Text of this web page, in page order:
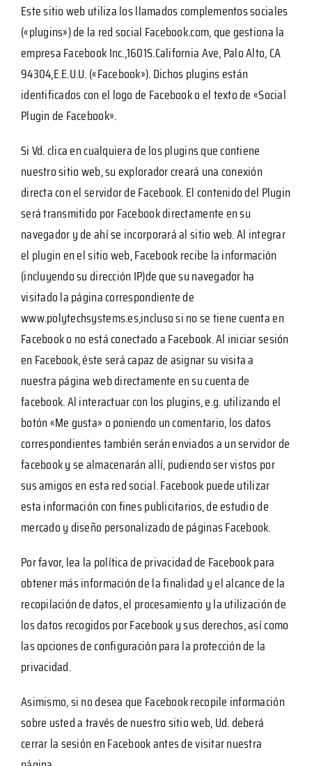
Este sitio web utiliza los llamados complementos sociales
(«plugins») de la red social Facebook.com, que gestiona la
empresa Facebook Inc.,1601S.California Ave, Palo Alto, CA
94304,E.E.U.U. («Facebook»). Dichos plugins están
identificados con el logo de Facebook o el texto de «Social
Plugin de Facebook».
Si Vd. clica en cualquiera de los plugins que contiene
nuestro sitio web, su explorador creará una conexión
directa con el servidor de Facebook. El contenido del Plugin
será transmitido por Facebook directamente en su
navegador y de ahí se incorporará al sitio web. Al integrar
el plugin en el sitio web, Facebook recibe la información
(incluyendo su dirección IP)de que su navegador ha
visitado la página correspondiente de
www.polytechsystems.es,incluso si no se tiene cuenta en
Facebook o no está conectado a Facebook. Al iniciar sesión
en Facebook, éste será capaz de asignar su visita a
nuestra página web directamente en su cuenta de
facebook. Al interactuar con los plugins, e.g. utilizando el
botón «Me gusta» o poniendo un comentario, los datos
correspondientes también serán enviados a un servidor de
facebook y se almacenarán allí, pudiendo ser vistos por
sus amigos en esta red social. Facebook puede utilizar
esta información con fines publicitarios, de estudio de
mercado y diseño personalizado de páginas Facebook.
Por favor, lea la política de privacidad de Facebook para
obtener más información de la finalidad y el alcance de la
recopilación de datos, el procesamiento y la utilización de
los datos recogidos por Facebook y sus derechos, así como
las opciones de configuración para la protección de la
privacidad.
Asimismo, si no desea que Facebook recopile información
sobre usted a través de nuestro sitio web, Ud. deberá
cerrar la sesión en Facebook antes de visitar nuestra